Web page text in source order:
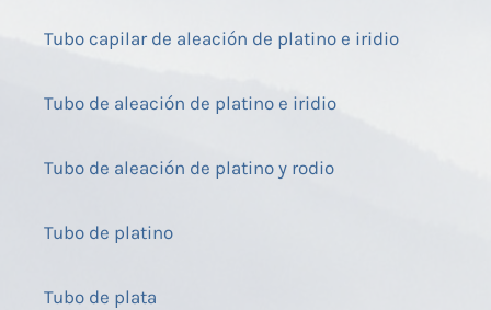
Tubo capilar de aleación de platino e iridio
Tubo de aleación de platino e iridio
Tubo de aleación de platino y rodio
Tubo de platino
Tubo de plata